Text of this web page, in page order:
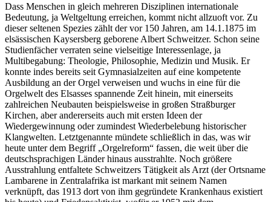
Dass Menschen in gleich mehreren Disziplinen internationale
Bedeutung, ja Weltgeltung erreichen, kommt nicht allzuoft vor. Zu
dieser seltenen Spezies zählt der vor 150 Jahren, am 14.1.1875 im
elsässischen Kaysersberg geborene Albert Schweitzer. Schon seine
Studienfächer verraten seine vielseitige Interessenlage, ja
Multibegabung: Theologie, Philosophie, Medizin und Musik. Er
konnte indes bereits seit Gymnasialzeiten auf eine kompetente
Ausbildung an der Orgel verweisen und wuchs in eine für die
Orgelwelt des Elsasses spannende Zeit hinein, mit einerseits
zahlreichen Neubauten beispielsweise in großen Straßburger
Kirchen, aber andererseits auch mit ersten Ideen der
Wiedergewinnung oder zumindest Wiederbelebung historischer
Klangwelten. Letztgenannte mündete schließlich in das, was wir
heute unter dem Begriff „Orgelreform“ fassen, die weit über die
deutschsprachigen Länder hinaus ausstrahlte. Noch größere
Ausstrahlung entfaltete Schweitzers Tätigkeit als Arzt (der Ortsname
Lambarene in Zentralafrika ist markant mit seinem Namen
verknüpft, das 1913 dort von ihm gegründete Krankenhaus existiert